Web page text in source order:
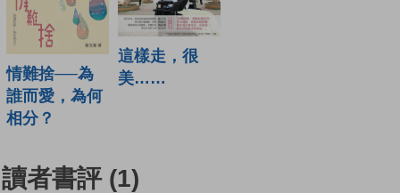
情難捨──為
誰而愛，為何
相分？
這樣走，很
美……
讀者書評 (1)